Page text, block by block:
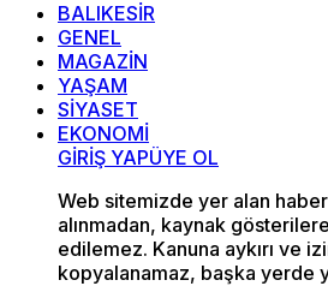
BALIKESİR
GENEL
MAGAZİN
YAŞAM
SİYASET
EKONOMİ
GİRİŞ YAPÜYE OL
Web sitemizde yer alan
alınmadan, kaynak
edilemez. Kanuna aykırı ve
kopyalanamaz, başka yerde